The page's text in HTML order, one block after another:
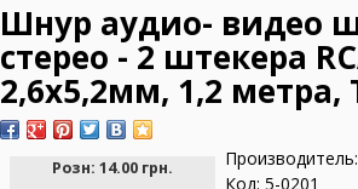
Шнур аудио- видео
стерео - 2 штекера
2,6х5,2мм, 1,2 метра,
Розн: 14.00 грн.
Производитель:
Код: 5-0201